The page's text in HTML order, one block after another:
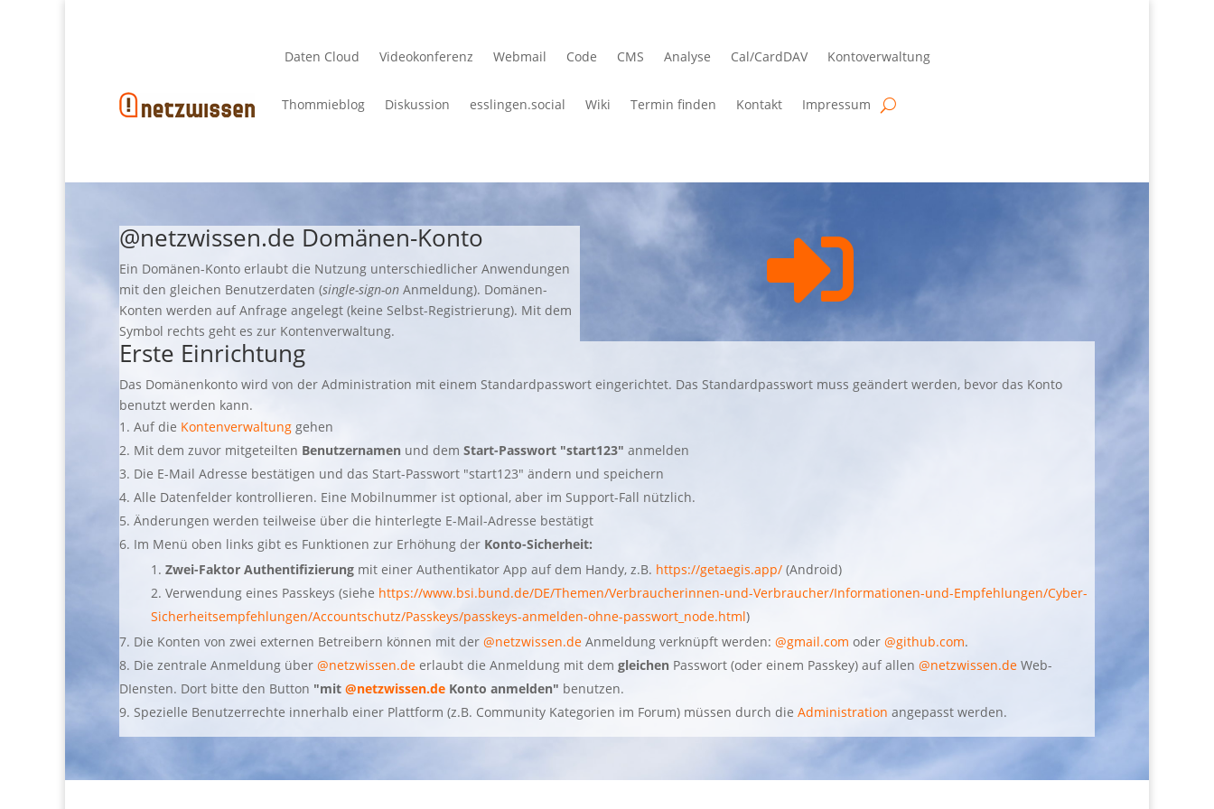
Daten Cloud Videokonferenz Webmail Code CMS Analyse Cal/CardDAV Kontoverwaltung
Thommieblog Diskussion esslingen.social Wiki Termin finden Kontakt Impressum
@netzwissen.de Domänen-Konto
Ein Domänen-Konto erlaubt die Nutzung unterschiedlicher Anwendungen
mit den gleichen Benutzerdaten (single-sign-on Anmeldung). Domänen-
Konten werden auf Anfrage angelegt (keine Selbst-Registrierung). Mit dem
Symbol rechts geht es zur Kontenverwaltung.

Erste Einrichtung
Das Domänenkonto wird von der Administration mit einem Standardpasswort eingerichtet. Das Standardpasswort muss geändert werden, bevor das Konto
benutzt werden kann.
Auf die Kontenverwaltung gehen
Mit dem zuvor mitgeteilten Benutzernamen und dem Start-Passwort "start123" anmelden
Die E-Mail Adresse bestätigen und das Start-Passwort "start123" ändern und speichern
Alle Datenfelder kontrollieren. Eine Mobilnummer ist optional, aber im Support-Fall nützlich.
Änderungen werden teilweise über die hinterlegte E-Mail-Adresse bestätigt
Im Menü oben links gibt es Funktionen zur Erhöhung der Konto-Sicherheit:
Zwei-Faktor Authentifizierung mit einer Authentikator App auf dem Handy, z.B. https://getaegis.app/ (Android)
Verwendung eines Passkeys (siehe https://www.bsi.bund.de/DE/Themen/Verbraucherinnen-und-Verbraucher/Informationen-und-Empfehlungen/Cyber-
Sicherheitsempfehlungen/Accountschutz/Passkeys/passkeys-anmelden-ohne-passwort_node.html)
Die Konten von zwei externen Betreibern können mit der @netzwissen.de Anmeldung verknüpft werden: @gmail.com oder @github.com.
Die zentrale Anmeldung über @netzwissen.de erlaubt die Anmeldung mit dem gleichen Passwort (oder einem Passkey) auf allen @netzwissen.de Web-
DIensten. Dort bitte den Button "mit @netzwissen.de Konto anmelden" benutzen.
Spezielle Benutzerrechte innerhalb einer Plattform (z.B. Community Kategorien im Forum) müssen durch die Administration angepasst werden.